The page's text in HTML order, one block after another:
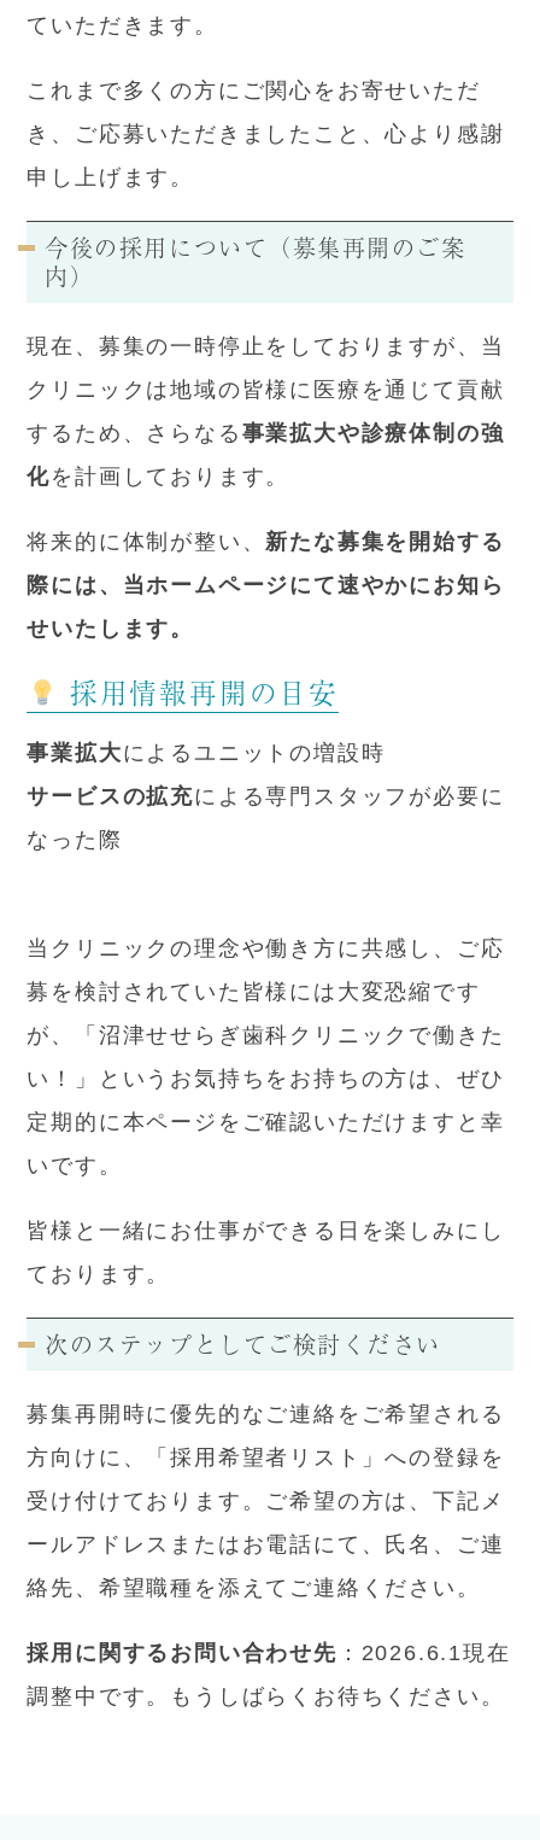
ていただきます。
これまで多くの方にご関心をお寄せいただ
き、ご応募いただきましたこと、心より感謝
申し上げます。
今後の採用について（募集再開のご案
内）
現在、募集の一時停止をしておりますが、当
クリニックは地域の皆様に医療を通じて貢献
するため、さらなる 事業拡大や診療体制の強
化を計画しております。
将来的に体制が整い、新たな募集を開始する
際には、当ホームページにて速やかにお知ら
せいたします。
採用情報再開の目安
事業拡大によるユニットの増設時
サービスの拡充による専門スタッフが必要に
なった際
当クリニックの理念や働き方に共感し、ご応
募を検討されていた皆様には大変恐縮です
が、「沼津せせらぎ歯科クリニックで働きた
い！」というお気持ちをお持ちの方は、ぜひ
定期的に本ページをご確認いただけますと幸
いです。
皆様と一緒にお仕事ができる日を楽しみにし
ております。
次のステップとしてご検討ください
募集再開時に優先的なご連絡をご希望される
方向けに、「採用希望者リスト」への登録を
受け付けております。ご希望の方は、下記メ
ールアドレスまたはお電話にて、氏名、ご連
絡先、希望職種を添えてご連絡ください。
採用に関するお問い合わせ先 ：2026.6.1現在
調整中です。もうしばらくお待ちください。